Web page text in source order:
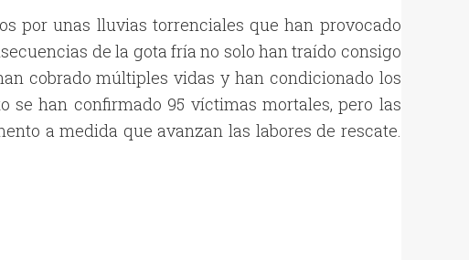
por unas lluvias torrenciales que han provocado
de la gota fría no solo han traído consigo
cobrado múltiples vidas y han condicionado los
se han confirmado 95 víctimas mortales, pero las
a medida que avanzan las labores de rescate.